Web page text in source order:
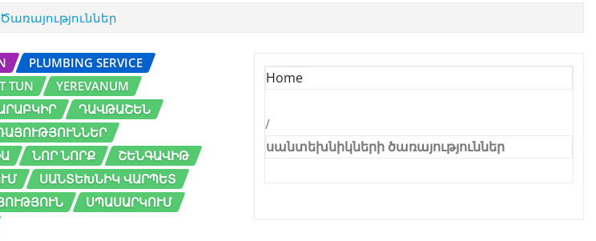
PLUMBING SERVICE
TUN
YEREVANUM
ԴԱՎԹԱՇԵՆ
ՆՈՐ ՆՈՐՔ
ՇԵՆԳԱՎԻԹ
ՍԱՆՏԵԽՆԻԿ ՎԱՐՊԵՏ
ՍՊԱՍԱՐԿՈՒՄ
Home
/
սանտեխնիկների ծառայություններ